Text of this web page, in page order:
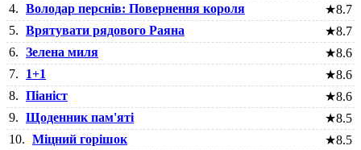
4. Володар перснів: Повернення короля ★8.7
5. Врятувати рядового Раяна ★8.7
6. Зелена миля ★8.6
7.
1+1 ★8.6
8. Піаніст ★8.6
9. Щоденник пам'яті ★8.5
10. Міцний горішок ★8.5